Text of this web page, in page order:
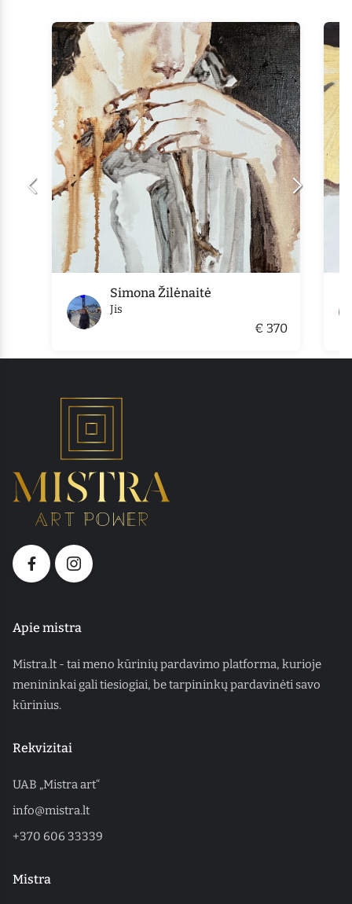
Simona Žilėnaitė
Jis
€ 370
Apie mistra
Mistra.lt - tai meno kūrinių pardavimo platforma, kurioje
menininkai gali tiesiogiai, be tarpininkų pardavinėti savo
kūrinius.
Rekvizitai
UAB „Mistra art“
info@mistra.lt
+370 606 33339
Mistra